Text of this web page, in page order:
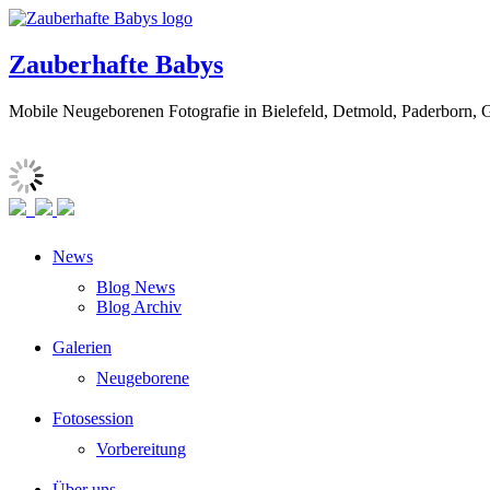
Zauberhafte Babys
Mobile Neugeborenen Fotografie in Bielefeld, Detmold, Paderborn,
News
Blog News
Blog Archiv
Galerien
Neugeborene
Fotosession
Vorbereitung